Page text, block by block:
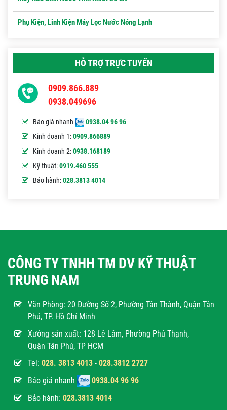
Phụ Kiện, Linh Kiện Máy Lọc Nước Nóng Lạnh
HỖ TRỢ TRỰC TUYẾN
0909.866.889
0938.049696
Báo giá nhanh
0938.04 96 96
Kinh doanh 1:0909.866889
Kinh doanh 2:0938.168189
Kỹ thuật:0919.460 555
Bảo hành:028.3813 4014
CÔNG TY TNHH TM DV KỸ THUẬT
TRUNG NAM
Văn Phòng: 20 Đường Số 2, Phường Tân Thành, Quận Tân
Phú, TP. Hồ Chí Minh
Xưởng sản xuất: 128 Lê Lâm, Phường Phú Thạnh,
Quận Tân Phú, TP HCM
Tel: 028. 3813 4013 - 028.3812 2727
Báo giá nhanh
0938.04 96 96
Bảo hành: 028.3813 4014